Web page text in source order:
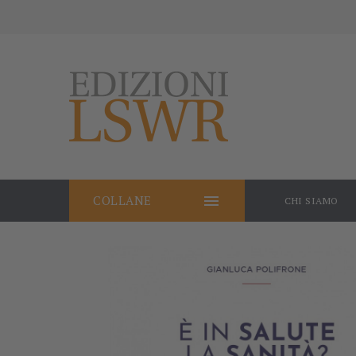

COLLANE CHI SIAMO